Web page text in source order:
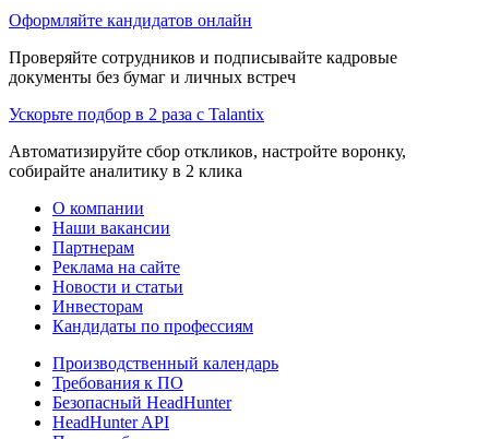
Оформляйте кандидатов онлайн
Проверяйте сотрудников и подписывайте кадровые
документы без бумаг и личных встреч
Ускорьте подбор в 2 раза с Talantix
Автоматизируйте сбор откликов, настройте воронку,
собирайте аналитику в 2 клика
О компании
Наши вакансии
Партнерам
Реклама на сайте
Новости и статьи
Инвесторам
Кандидаты по профессиям
Производственный календарь
Требования к ПО
Безопасный HeadHunter
HeadHunter API